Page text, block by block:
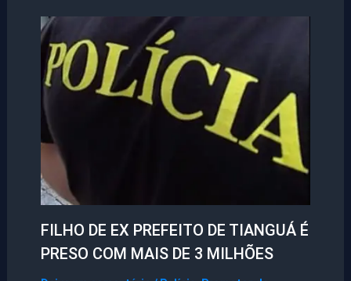
FILHO DE EX PREFEITO DE TIANGUÁ É
PRESO COM MAIS DE 3 MILHÕES